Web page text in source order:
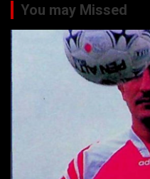
You may Missed